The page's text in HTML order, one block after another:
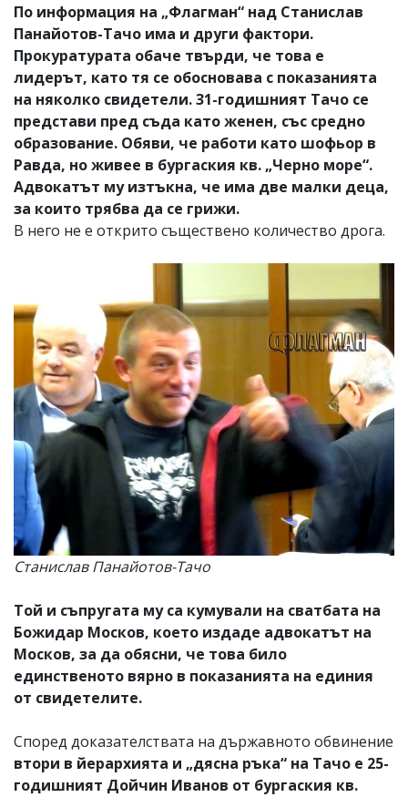
По информация на „Флагман“ над Станислав
Панайотов-Тачо има и други фактори.
Прокуратурата обаче твърди, че това е
лидерът, като тя се обосновава с показанията
на няколко свидетели. 31-годишният Тачо се
представи пред съда като женен, със средно
образование. Обяви, че работи като шофьор в
Равда, но живее в бургаския кв. „Черно море“.
Адвокатът му изтъкна, че има две малки деца,
за които трябва да се грижи.
В него не е открито съществено количество дрога.
Станислав Панайотов-Тачо
Той и съпругата му са кумували на сватбата на
Божидар Москов, което издаде адвокатът на
Москов, за да обясни, че това било
единственото вярно в показанията на единия
от свидетелите.
Според доказателствата на държавното обвинение
втори в йерархията и „дясна ръка“ на Тачо е 25-
годишният Дойчин Иванов от бургаския кв.